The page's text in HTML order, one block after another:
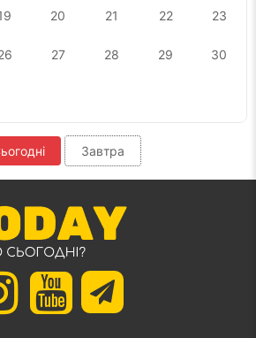
20 21 22 23
27 28 29 30
Завтра